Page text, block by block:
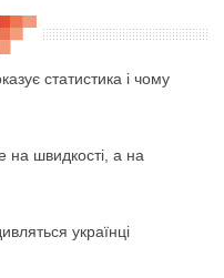
статистика і чому
на швидкості, а на
українці